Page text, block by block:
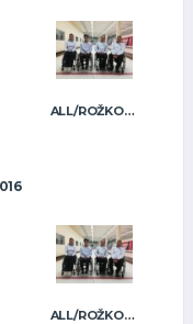
ALL/ROŽKOVA
ALL/ROŽKOVA